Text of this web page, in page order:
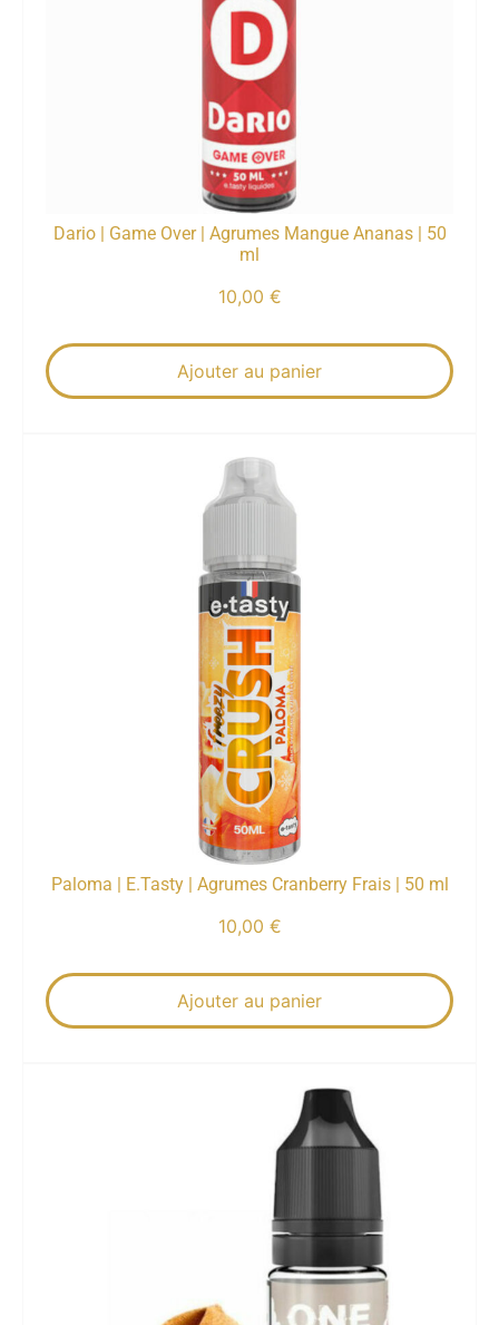
Dario | Game Over | Agrumes Mangue Ananas | 50
ml
10,00 €
Ajouter au panier
Paloma | E.Tasty | Agrumes Cranberry Frais | 50 ml
10,00 €
Ajouter au panier